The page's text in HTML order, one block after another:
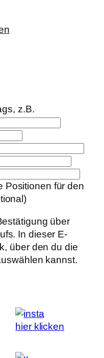
z.B.
Positionen für den
über
In dieser E-
über den du die
kannst.
hier klicken